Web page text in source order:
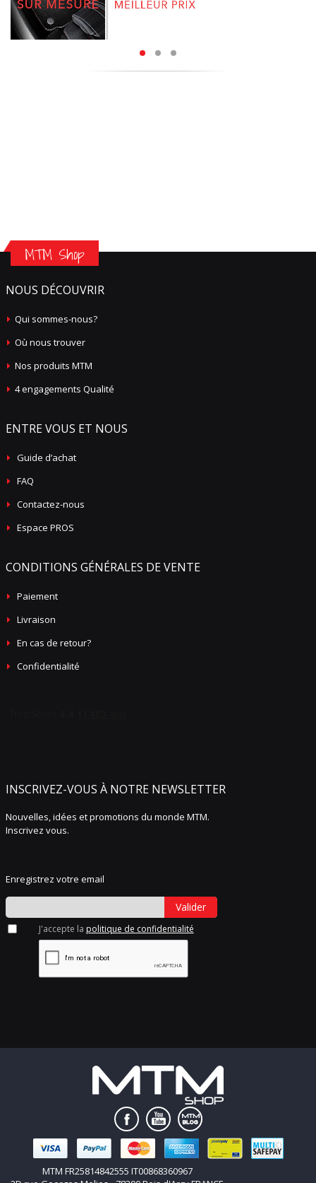
MTM Shop
NOUS DÉCOUVRIR
Qui sommes-nous?
Où nous trouver
Nos produits MTM
4 engagements Qualité
ENTRE VOUS ET NOUS
Guide d’achat
FAQ
Contactez-nous
Espace PROS
CONDITIONS GÉNÉRALES DE VENTE
Paiement
Livraison
En cas de retour?
Confidentialité
INSCRIVEZ-VOUS À NOTRE NEWSLETTER
Nouvelles, idées et promotions du monde MTM.
Inscrivez vous.
Enregistrez votre email
Valider
J'accepte la politique de confidentialité
MTM FR25814842555 IT00868360967